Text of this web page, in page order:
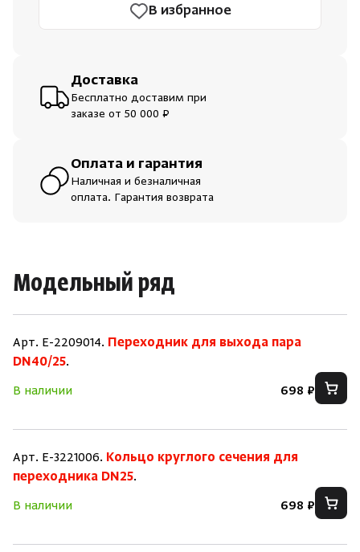
Краны
В избранное
Доставка
Бесплатно доставим при
заказе от 50 000 ₽
Оплата и гарантия
Наличная и безналичная
оплата. Гарантия возврата
Модельный ряд
Арт. E-2209014. Переходник для выхода пара
DN40/25.
В наличии
698 ₽
Арт. E-3221006. Кольцо круглого сечения для
переходника DN25.
В наличии
698 ₽